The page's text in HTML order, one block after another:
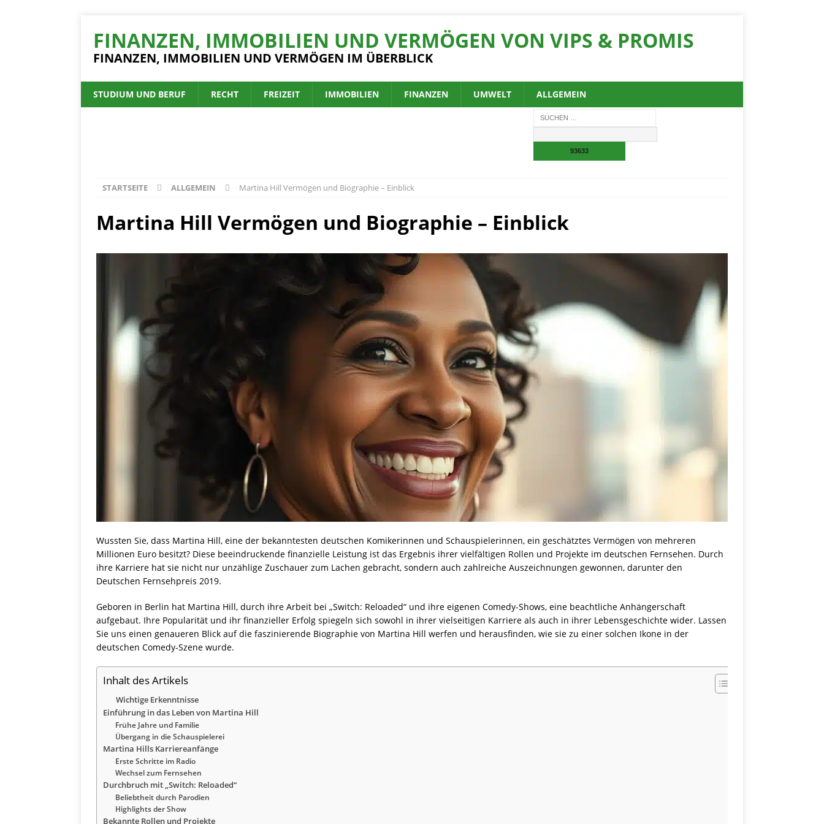
FINANZEN, IMMOBILIEN UND VERMÖGEN VON VIPS & PROMIS
FINANZEN, IMMOBILIEN UND VERMÖGEN IM ÜBERBLICK
STUDIUM UND BERUF RECHT FREIZEIT IMMOBILIEN FINANZEN UMWELT ALLGEMEIN
STARTSEITE ALLGEMEIN Martina Hill Vermögen und Biographie – Einblick
Martina Hill Vermögen und Biographie – Einblick
Wussten Sie, dass Martina Hill, eine der bekanntesten deutschen Komikerinnen und Schauspielerinnen, ein geschätztes Vermögen von mehreren
Millionen Euro besitzt? Diese beeindruckende finanzielle Leistung ist das Ergebnis ihrer vielfältigen Rollen und Projekte im deutschen Fernsehen. Durch
ihre Karriere hat sie nicht nur unzählige Zuschauer zum Lachen gebracht, sondern auch zahlreiche Auszeichnungen gewonnen, darunter den
Deutschen Fernsehpreis 2019.
Geboren in Berlin hat Martina Hill, durch ihre Arbeit bei „Switch: Reloaded“ und ihre eigenen Comedy-Shows, eine beachtliche Anhängerschaft
aufgebaut. Ihre Popularität und ihr finanzieller Erfolg spiegeln sich sowohl in ihrer vielseitigen Karriere als auch in ihrer Lebensgeschichte wider. Lassen
Sie uns einen genaueren Blick auf die faszinierende Biographie von Martina Hill werfen und herausfinden, wie sie zu einer solchen Ikone in der
deutschen Comedy-Szene wurde.
Inhalt des Artikels
Wichtige Erkenntnisse
Einführung in das Leben von Martina Hill
Frühe Jahre und Familie
Übergang in die Schauspielerei
Martina Hills Karriereanfänge
Erste Schritte im Radio
Wechsel zum Fernsehen
Durchbruch mit „Switch: Reloaded“
Beliebtheit durch Parodien
Highlights der Show
Bekannte Rollen und Projekte